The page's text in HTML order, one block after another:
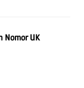
Nomor UK